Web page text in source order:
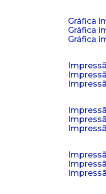
gráfica
gráfica
gráfica